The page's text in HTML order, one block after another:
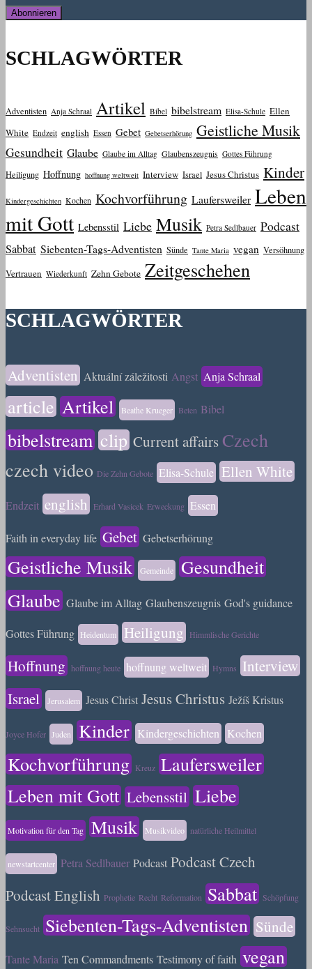
SCHLAGWÖRTER
Adventisten Anja Schraal Artikel Bibel bibelstream Elisa-Schule Ellen
White Endzeit english Essen Gebet Gebetserhörung Geistliche Musik
Gesundheit Glaube Glaube im Alltag Glaubenszeugnis Gottes Führung
Heiligung Hoffnung hoffnung weltweit Interview Israel Jesus Christus Kinder
Kindergeschichten Kochen Kochvorführung Laufersweiler Leben
mit Gott Lebensstil Liebe Musik Petra Sedlbauer Podcast
Sabbat Siebenten-Tags-Adventisten Sünde Tante Maria vegan Versöhnung
Vertrauen Wiederkunft Zehn Gebote Zeitgeschehen
SCHLAGWÖRTER
Adventisten Aktuální záležitosti Angst Anja Schraal
article Artikel Beathe Krueger Beten Bibel
bibelstream clip Current affairs Czech
czech video Die Zehn Gebote Elisa-Schule Ellen White
Endzeit english Erhard Vasicek Erweckung Essen
Faith in everyday life Gebet Gebetserhörung
Geistliche Musik Gemeinde
Gesundheit
Glaube Glaube im Alltag Glaubenszeugnis God's guidance
Gottes Führung Heidentum Heiligung Himmlische Gerichte
Hoffnung hoffnung heute hoffnung weltweit Hymns
Interview
Israel
Jerusalem Jesus Christ Jesus Christus Ježíš Kristus
Joyce Hofer Juden Kinder Kindergeschichten Kochen
Kochvorführung Kreuz Laufersweiler
Leben mit Gott Lebensstil Liebe
Motivation für den Tag Musik Musikvideo natürliche Heilmittel
newstartcenter Petra Sedlbauer Podcast Podcast Czech
Podcast English Prophetie Recht Reformation Sabbat Schöpfung
Sehnsucht Siebenten-Tags-Adventisten Sünde
Tante Maria Ten Commandments Testimony of faith vegan